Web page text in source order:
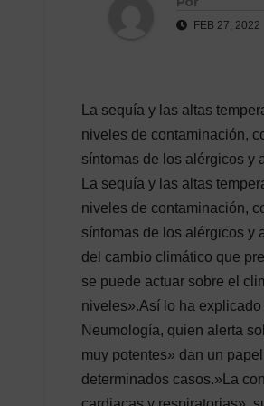
FEB 27, 2022
La sequía y las altas
niveles de contaminación,
síntomas de los alérgicos y
La sequía y las altas
niveles de contaminación,
síntomas de los alérgicos y
del cambio climático que
se puede actuar sobre el
niveles».Así lo ha
Neumología, quien alerta
muy potentes» dan un
determinados casos.»La